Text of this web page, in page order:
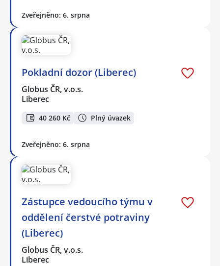
Zveřejněno: 6. srpna
Pokladní dozor (Liberec)
Globus ČR, v.o.s.
Liberec
40 260 Kč Plný úvazek
Zveřejněno: 6. srpna
Zástupce vedoucího týmu v
oddělení čerstvé potraviny
(Liberec)
Globus ČR, v.o.s.
Liberec